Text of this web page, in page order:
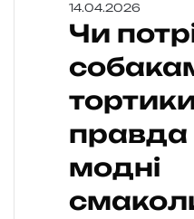
14.04.2026
Чи
правда
модні